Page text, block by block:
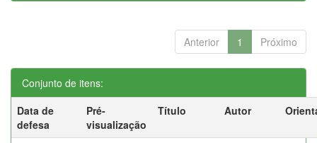
Anterior 1 Próximo
Conjunto de itens:
Data de
defesa
Pré-
visualização
Título Autor